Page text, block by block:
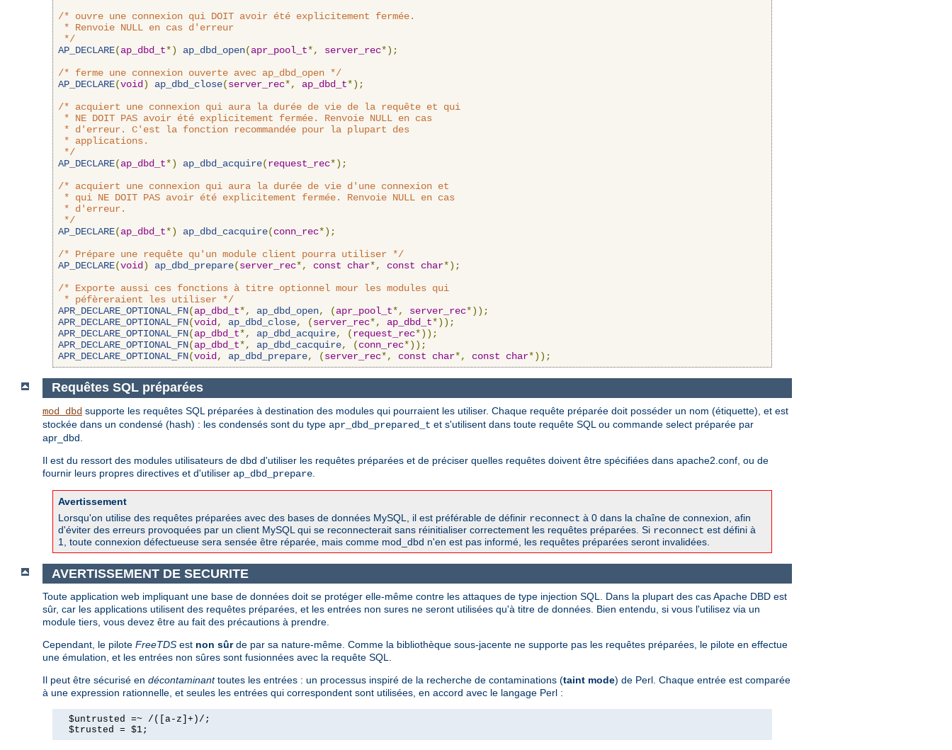
/* ouvre une connexion qui DOIT avoir été explicitement fermée.
* Renvoie NULL en cas d'erreur
*/
AP_DECLARE(ap_dbd_t*) ap_dbd_open(apr_pool_t*, server_rec*);
/* ferme une connexion ouverte avec ap_dbd_open */
AP_DECLARE(void ) ap_dbd_close(server_rec*, ap_dbd_t*);
/* acquiert une connexion qui aura la durée de vie de la requête et qui
* NE DOIT PAS avoir été explicitement fermée. Renvoie NULL en cas
* d'erreur. C'est la fonction recommandée pour la plupart des
* applications.
*/
AP_DECLARE(ap_dbd_t*) ap_dbd_acquire(request_rec*);
/* acquiert une connexion qui aura la durée de vie d'une connexion et
* qui NE DOIT PAS avoir été explicitement fermée. Renvoie NULL en cas
* d'erreur.
*/
AP_DECLARE(ap_dbd_t*) ap_dbd_cacquire(conn_rec*);
/* Prépare une requête qu'un module client pourra utiliser */
AP_DECLARE(void ) ap_dbd_prepare(server_rec*, const char*, const char*);
/* Exporte aussi ces fonctions à titre optionnel mour les modules qui
* péfèreraient les utiliser */
APR_DECLARE_OPTIONAL_FN(ap_dbd_t*, ap_dbd_open, (apr_pool_t*, server_rec*));
APR_DECLARE_OPTIONAL_FN(void , ap_dbd_close, (server_rec*, ap_dbd_t*));
APR_DECLARE_OPTIONAL_FN(ap_dbd_t*, ap_dbd_acquire, (request_rec*));
APR_DECLARE_OPTIONAL_FN(ap_dbd_t*, ap_dbd_cacquire, (conn_rec*));
APR_DECLARE_OPTIONAL_FN(void , ap_dbd_prepare, (server_rec*, const char*, const char*));
Requêtes SQL préparées
mod_dbd supporte les requêtes SQL préparées à destination des modules qui pourraient les utiliser. Chaque requête préparée doit posséder un nom (étiquette), et est
stockée dans un condensé (hash) : les condensés sont du type apr_dbd_prepared_t et s'utilisent dans toute requête SQL ou commande select préparée par
apr_dbd.
Il est du ressort des modules utilisateurs de dbd d'utiliser les requêtes préparées et de préciser quelles requêtes doivent être spécifiées dans apache2.conf, ou de
fournir leurs propres directives et d'utiliser ap_dbd_prepare
Avertissement
Lorsqu'on utilise des requêtes préparées avec des bases de données MySQL, il est préférable de définir reconnect à 0 dans la chaîne de connexion, afin
d'éviter des erreurs provoquées par un client MySQL qui se reconnecterait sans réinitialiser correctement les requêtes préparées. Si reconnect est défini à
1, toute connexion défectueuse sera sensée être réparée, mais comme mod_dbd n'en est pas informé, les requêtes préparées seront invalidées.
AVERTISSEMENT DE SECURITE
Toute application web impliquant une base de données doit se protéger elle-même contre les attaques de type injection SQL. Dans la plupart des cas Apache DBD est
sûr, car les applications utilisent des requêtes préparées, et les entrées non sures ne seront utilisées qu'à titre de données. Bien entendu, si vous l'utilisez via un
module tiers, vous devez être au fait des précautions à prendre.
Cependant, le pilote FreeTDS est non sûrde par sa nature-même. Comme la bibliothèque sous-jacente ne supporte pas les requêtes préparées, le pilote en effectue
une émulation, et les entrées non sûres sont fusionnées avec la requête SQL.
Il peut être sécurisé en décontaminanttoutes les entrées : un processus inspiré de la recherche de contaminations (taint mode) de Perl. Chaque entrée est comparée
à une expression rationnelle, et seules les entrées qui correspondent sont utilisées, en accord avec le langage Perl :
  $untrusted =~ /([a-z]+)/;
  $trusted = $1;